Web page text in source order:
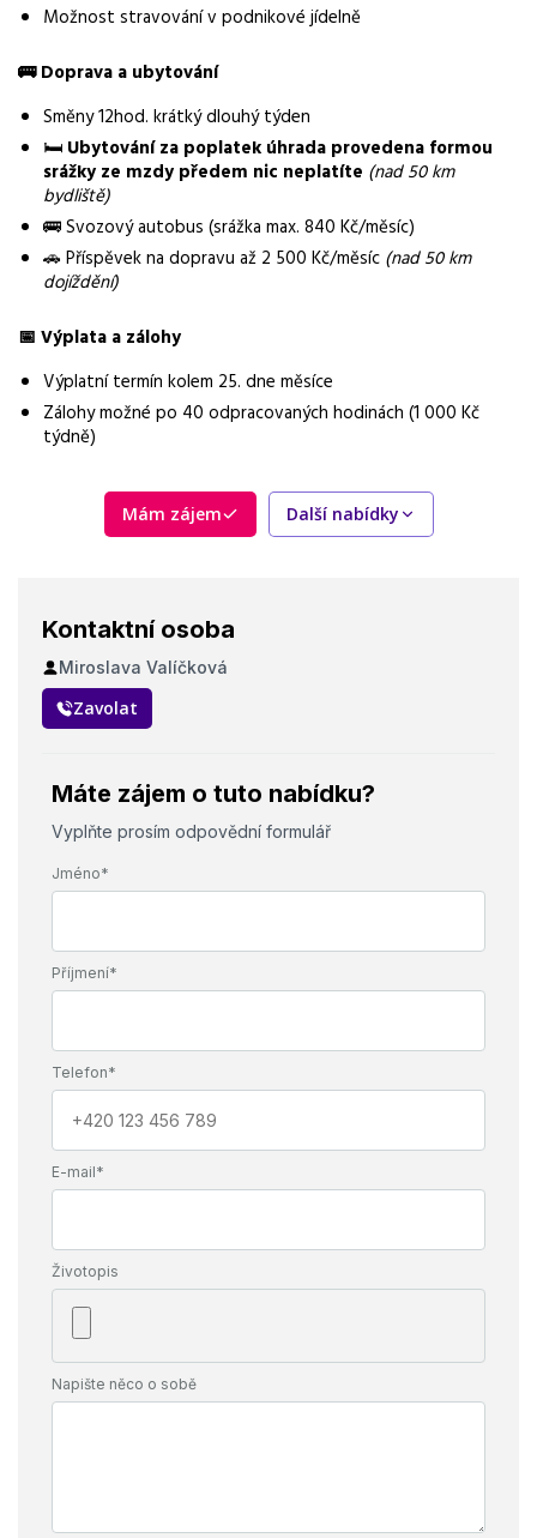
Pracovní doba
práce na pracovišti
Vzdělání
Základní
Bonus
Bonusy za výkon a docházku: 2 000 – 3 000 Kč, roční bonus: 8
Dojíždění / svoz
Svozový autobus, příspěvek na dopravu až 2 500 Kč/měsíc
Vybrané benefity
Základní vzdělání nebo výuční list, zkušenosti z výroby výhodou
Možnost stravování v podnikové jídelně
🚌Doprava a ubytování
Směny 12hod. krátký dlouhý týden
🛏 Ubytování za poplatek úhrada provedena formou
srážky ze mzdy předem nic neplatíte (nad 50 km
bydliště)
🚌 Svozový autobus (srážka max. 840 Kč/měsíc)
🚗 Příspěvek na dopravu až 2 500 Kč/měsíc (nad 50 km
dojíždění)
📅 Výplata a zálohy
Výplatní termín kolem 25. dne měsíce
Zálohy možné po 40 odpracovaných hodinách (1 000 Kč
týdně)
Mám zájem Další nabídky
Kontaktní osoba
Miroslava Valíčková
Zavolat
Máte zájem o tuto nabídku?
Vyplňte prosím odpovědní formulář
Jméno*
Příjmení*
Telefon*
E-mail*
Životopis
Napište něco o sobě